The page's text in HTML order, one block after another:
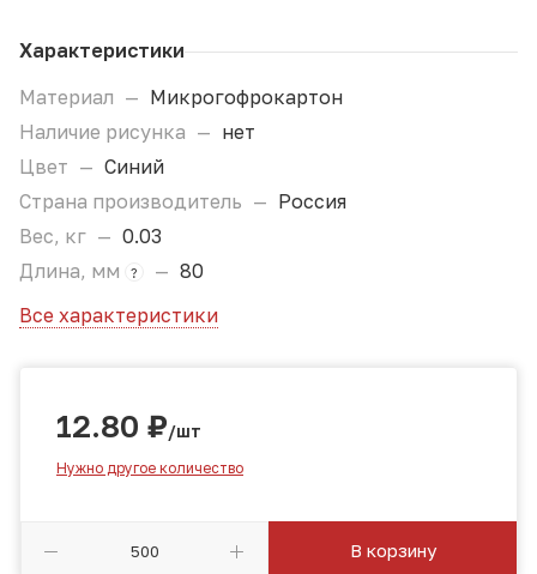
Характеристики
Материал — Микрогофрокартон
Наличие рисунка — нет
Цвет — Синий
Страна производитель — Россия
Вес, кг — 0.03
Длина, мм
? — 80
Все характеристики
12.80 ₽/шт
Нужно другое количество
В корзину